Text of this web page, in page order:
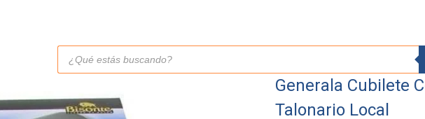
Búsqueda
productos
Generala Cubilete
Talonario Local